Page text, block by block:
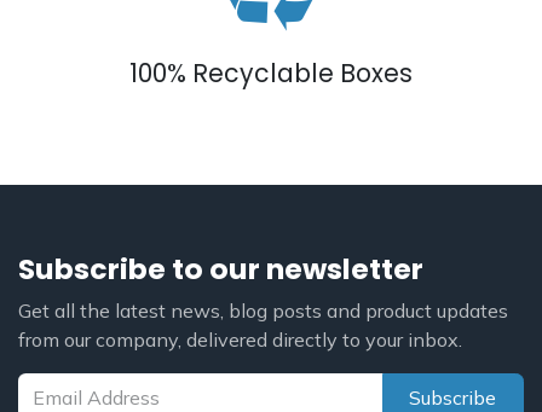
100% Recyclable Boxes
Subscribe to our newsletter
Get all the latest news, blog posts and product updates
from our company, delivered directly to your inbox.
Subscribe